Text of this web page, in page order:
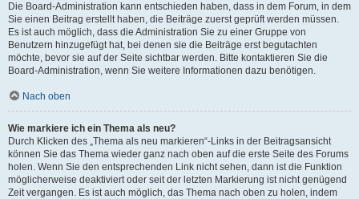
Die Board-Administration kann entschieden haben, dass in dem Forum, in dem
Sie einen Beitrag erstellt haben, die Beiträge zuerst geprüft werden müssen.
Es ist auch möglich, dass die Administration Sie zu einer Gruppe von
Benutzern hinzugefügt hat, bei denen sie die Beiträge erst begutachten
möchte, bevor sie auf der Seite sichtbar werden. Bitte kontaktieren Sie die
Board-Administration, wenn Sie weitere Informationen dazu benötigen.
Nach oben
Wie markiere ich ein Thema als neu?
Durch Klicken des „Thema als neu markieren“-Links in der Beitragsansicht
können Sie das Thema wieder ganz nach oben auf die erste Seite des Forums
holen. Wenn Sie den entsprechenden Link nicht sehen, dann ist die Funktion
möglicherweise deaktiviert oder seit der letzten Markierung ist nicht genügend
Zeit vergangen. Es ist auch möglich, das Thema nach oben zu holen, indem